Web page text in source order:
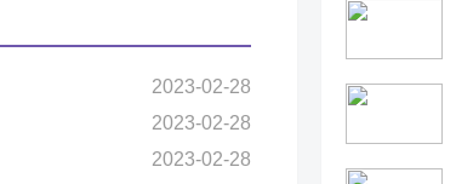
2023-02-28
2023-02-28
2023-02-28